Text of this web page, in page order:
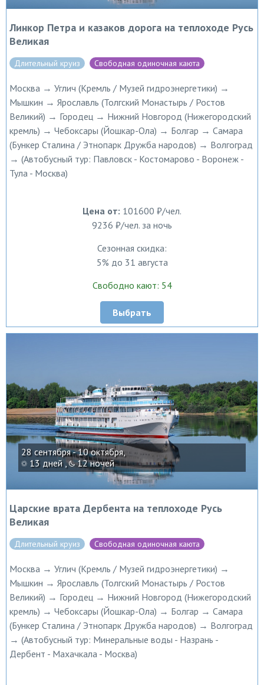
Линкор Петра и казаков дорога на теплоходе Русь
Великая
Длительный круиз Свободная одиночная каюта
Москва → Углич (Кремль / Музей гидроэнергетики) →
Мышкин → Ярославль (Толгский Монастырь / Ростов
Великий) → Городец → Нижний Новгород (Нижегородский
кремль) → Чебоксары (Йошкар-Ола) → Болгар → Самара
(Бункер Сталина / Этнопарк Дружба народов) → Волгоград
→ (Автобусный тур: Павловск - Костомарово - Воронеж -
Тула - Москва)
Цена от: 101600 ₽/чел.
9236 ₽/чел. за ночь
Сезонная скидка:
5% до 31 августа
Свободно кают: 54
Выбрать
28 сентября - 10 октября,
13 дней , 12 ночей
Царские врата Дербента на теплоходе Русь
Великая
Длительный круиз Свободная одиночная каюта
Москва → Углич (Кремль / Музей гидроэнергетики) →
Мышкин → Ярославль (Толгский Монастырь / Ростов
Великий) → Городец → Нижний Новгород (Нижегородский
кремль) → Чебоксары (Йошкар-Ола) → Болгар → Самара
(Бункер Сталина / Этнопарк Дружба народов) → Волгоград
→ (Автобусный тур: Минеральные воды - Назрань -
Дербент - Махачкала - Москва)